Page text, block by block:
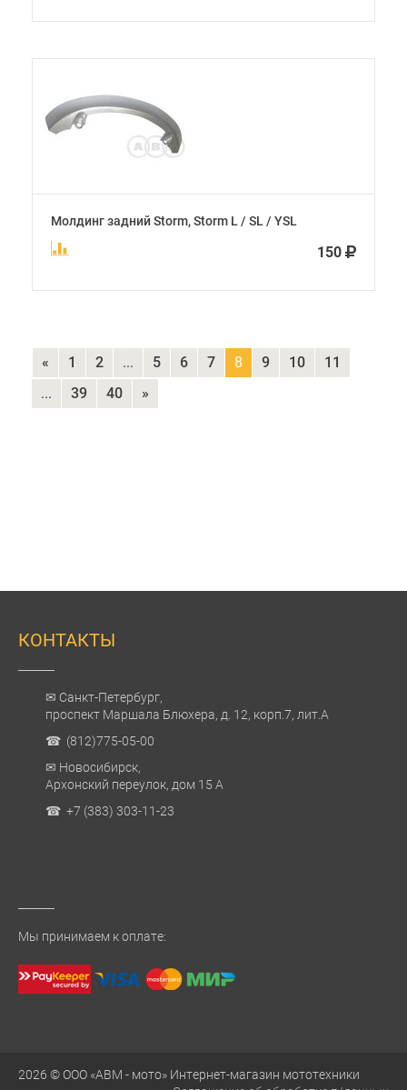
Молдинг задний Storm, Storm L / SL / YSL
150
« 1 2 ... 5 6 7 8 9 10
11
...
39 40 »
КОНТАКТЫ
✉ Санкт-Петербург,
проспект Маршала Блюхера, д. 12, корп.7, лит.А
☎ (812)775-05-00
✉ Новосибирск,
Архонский переулок, дом 15 А
☎ +7 (383) 303-11-23
Мы принимаем к оплате:
2026 © ООО «АВМ - мото» Интернет-магазин мототехники